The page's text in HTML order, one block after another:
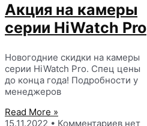
Акция на камеры
серии HiWatch Pro
Новогодние скидки на камеры
серии HiWatch Pro. Спец цены
до конца года! Подробности у
менеджеров
Read More »
15.11.2022
Комментариев нет